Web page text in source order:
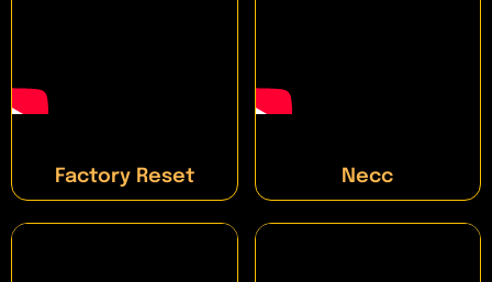
Factory Reset Necc